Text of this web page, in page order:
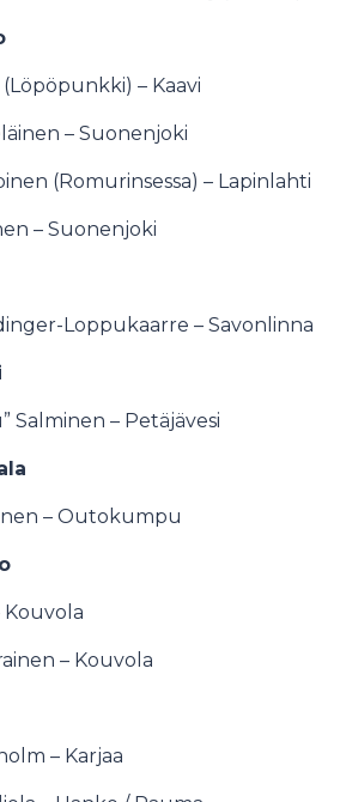
– Kaavi
– Suonenjoki
(Romurinsessa) – Lapinlahti
– Suonenjoki
Loppukaarre – Savonlinna
Salminen – Petäjävesi
– Outokumpu
Kouvola
– Kouvola
– Karjaa